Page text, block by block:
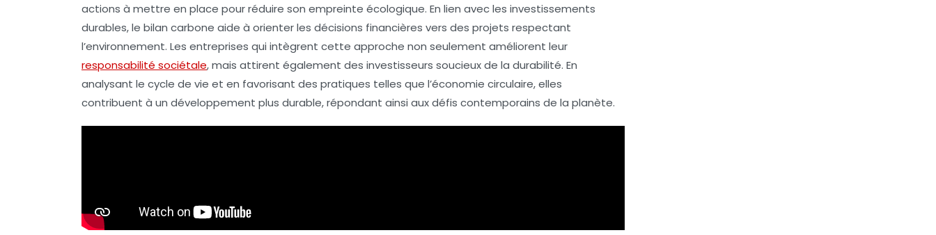
actions à mettre en place pour réduire son empreinte écologique. En lien avec les investissements
durables, le bilan carbone aide à orienter les décisions financières vers des projets respectant
l’environnement. Les entreprises qui intègrent cette approche non seulement améliorent leur
responsabilité sociétale, mais attirent également des investisseurs soucieux de la durabilité. En
analysant le cycle de vie et en favorisant des pratiques telles que l’économie circulaire, elles
contribuent à un développement plus durable, répondant ainsi aux défis contemporains de la planète.